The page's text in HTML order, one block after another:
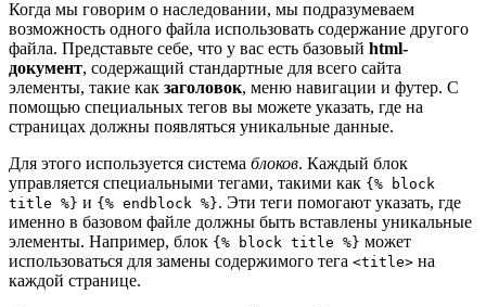
Когда мы говорим о наследовании, мы подразумеваем
возможность одного файла использовать содержание другого
файла. Представьте себе, что у вас есть базовый html-
документ, содержащий стандартные для всего сайта
элементы, такие как заголовок, меню навигации и футер. С
помощью специальных тегов вы можете указать, где на
страницах должны появляться уникальные данные.
Для этого используется система блоков. Каждый блок
управляется специальными тегами, такими как {% block
title %} и {% endblock %}. Эти теги помогают указать, где
именно в базовом файле должны быть вставлены уникальные
элементы. Например, блок {% block title %} может
использоваться для замены содержимого тега <title> на
каждой странице.